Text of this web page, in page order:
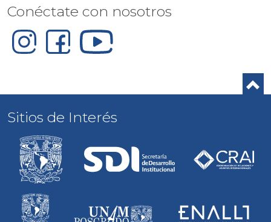
Conéctate con nosotros
Sitios de Interés